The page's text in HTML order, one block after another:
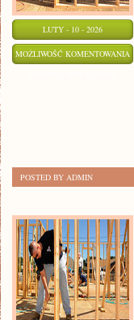
LUTY - 10 - 2026
MOŻLIWOŚĆ KOMENTOWANIA
POSTED BY ADMIN